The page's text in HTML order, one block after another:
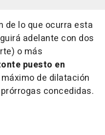
de lo que ocurra esta
adelante con dos
o más
puesto en
de dilatación
concedidas.